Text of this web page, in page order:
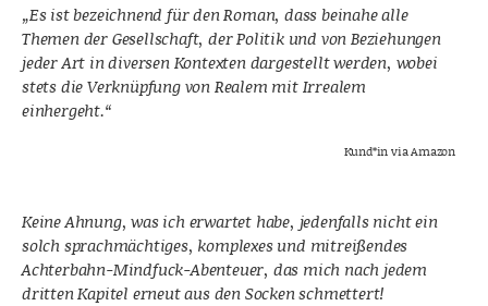
„Es ist bezeichnend für den Roman, dass beinahe alle
Themen der Gesellschaft, der Politik und von Beziehungen
jeder Art in diversen Kontexten dargestellt werden, wobei
stets die Verknüpfung von Realem mit Irrealem
einhergeht.“
Kund*in via Amazon
Keine Ahnung, was ich erwartet habe, jedenfalls nicht ein
solch sprachmächtiges, komplexes und mitreißendes
Achterbahn-Mindfuck-Abenteuer, das mich nach jedem
dritten Kapitel erneut aus den Socken schmettert!